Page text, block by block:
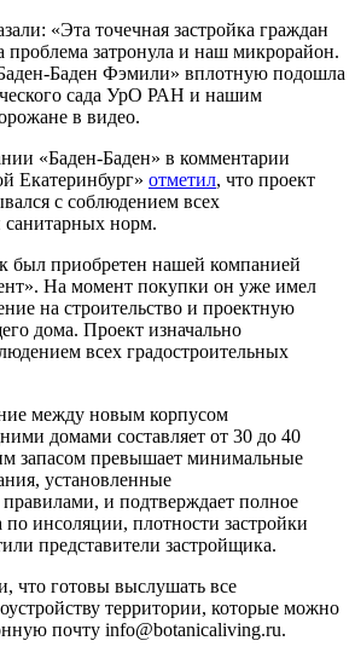
«Эта точечная застройка граждан
проблема затронула и наш микрорайон.
Баден Фэмили» вплотную подошла
сада УрО РАН и нашим
в видео.
«Баден-Баден» в комментарии
Екатеринбург» отметил, что проект
с соблюдением всех
санитарных норм.
был приобретен нашей компанией
На момент покупки он уже имел
на строительство и проектную
дома. Проект изначально
всех градостроительных
между новым корпусом
домами составляет от 30 до 40
запасом превышает минимальные
установленные
и подтверждает полное
по инсоляции, плотности застройки
представители застройщика.
что готовы выслушать все
территории, которые можно
почту info@botanicaliving.ru.